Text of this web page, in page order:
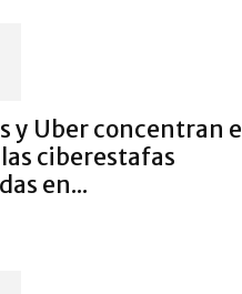
y Uber concentran el
ciberestafas
en...